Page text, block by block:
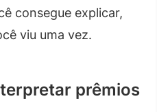
consegue explicar,
viu uma vez.
prêmios